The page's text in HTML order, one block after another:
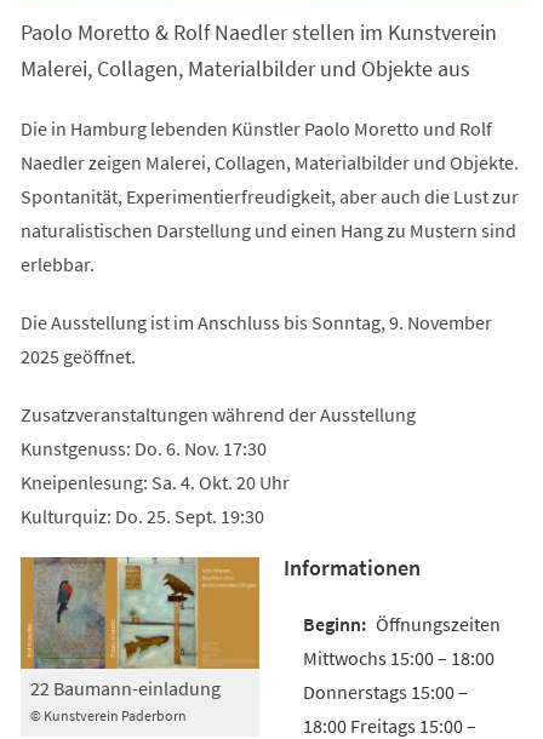
neuen
Tab)
Paolo Moretto & Rolf Naedler stellen im Kunstverein
Malerei, Collagen, Materialbilder und Objekte aus
Die in Hamburg lebenden Künstler Paolo Moretto und Rolf
Naedler zeigen Malerei, Collagen, Materialbilder und Objekte.
Spontanität, Experimentierfreudigkeit, aber auch die Lust zur
naturalistischen Darstellung und einen Hang zu Mustern sind
erlebbar.
Die Ausstellung ist im Anschluss bis Sonntag, 9. November
2025 geöffnet.
Zusatzveranstaltungen während der Ausstellung
Kunstgenuss: Do. 6. Nov. 17:30
Kneipenlesung: Sa. 4. Okt. 20 Uhr
Kulturquiz: Do. 25. Sept. 19:30
© Kunstverein Paderborn
22 Baumann-einladung
Informationen
Öffnungszeiten
Mittwochs 15:00 – 18:00
Donnerstags 15:00 –
18:00 Freitags 15:00 –